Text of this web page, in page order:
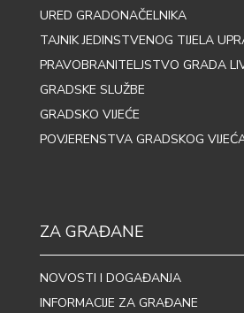
URED GRADONAČELNIKA
TAJNIK JEDINSTVENOG TIJELA
PRAVOBRANITELJSTVO GRADA
GRADSKE SLUŽBE
GRADSKO VIJEĆE
POVJERENSTVA GRADSKOG
ZA GRAĐANE
NOVOSTI I DOGAĐANJA
INFORMACIJE ZA GRAĐANE